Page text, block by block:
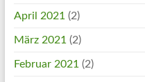
April 2021 (2)
März 2021 (2)
Februar 2021 (2)